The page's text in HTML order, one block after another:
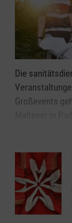
Die
Großevents
mit einer
qualifizierten
Menschen